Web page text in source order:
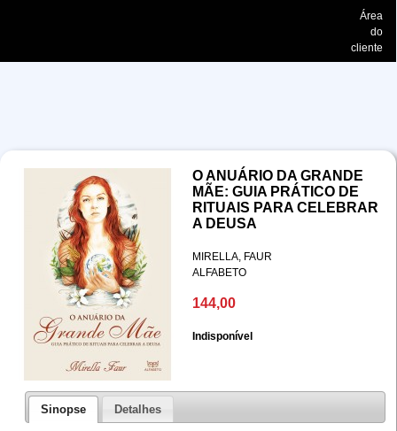
Área
do
cliente
O ANUÁRIO DA GRANDE
MÃE: GUIA PRÁTICO DE
RITUAIS PARA CELEBRAR
A DEUSA
MIRELLA, FAUR
ALFABETO
144,00
Indisponível
Sinopse Detalhes